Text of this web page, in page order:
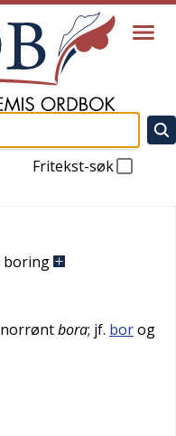
Fritekst-søk
boring
norrøntbora; jf. borog